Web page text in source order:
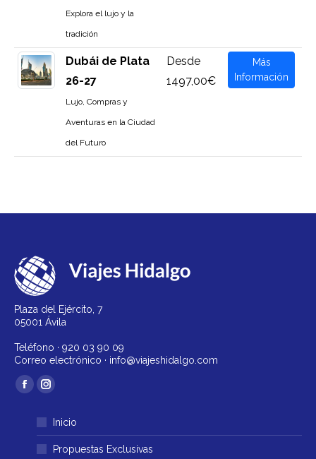
Explora el lujo y la
tradición
Dubái de Plata
26-27
Lujo, Compras y
Aventuras en la Ciudad
del Futuro
Desde
1497,00€
Más
Información
Plaza del Ejército, 7
05001 Ávila
Teléfono · 920 03 90 09
Correo electrónico · info@viajeshidalgo.com
Encuéntranos en:
Facebook
abre
Instagram
se
abre
Inicio
Propuestas Exclusivas